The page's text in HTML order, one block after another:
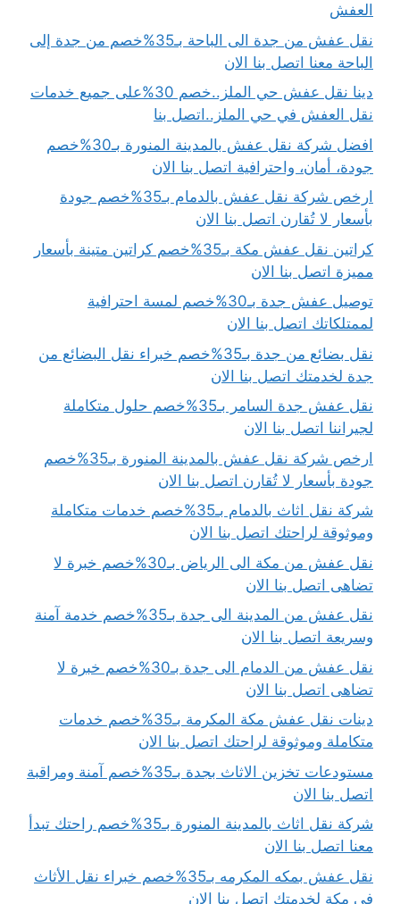
العفش
نقل عفش من جدة الى الباحة بـ35%خصم من جدة إلى
الباحة معنا اتصل بنا الان
دينا نقل عفش حي الملز..خصم 30%على جميع خدمات
نقل العفش في حي الملز..اتصل بنا
افضل شركة نقل عفش بالمدينة المنورة بـ30%خصم
جودة، أمان، واحترافية اتصل بنا الان
ارخص شركة نقل عفش بالدمام بـ35%خصم جودة
بأسعار لا تُقارن اتصل بنا الان
كراتين نقل عفش مكة بـ35%خصم كراتين متينة بأسعار
مميزة اتصل بنا الان
توصيل عفش جدة بـ30%خصم لمسة احترافية
لممتلكاتك اتصل بنا الان
نقل بضائع من جدة بـ35%خصم خبراء نقل البضائع من
جدة لخدمتك اتصل بنا الان
نقل عفش جدة السامر بـ35%خصم حلول متكاملة
لجيراننا اتصل بنا الان
ارخص شركة نقل عفش بالمدينة المنورة بـ35%خصم
جودة بأسعار لا تُقارن اتصل بنا الان
شركة نقل اثاث بالدمام بـ35%خصم خدمات متكاملة
وموثوقة لراحتك اتصل بنا الان
نقل عفش من مكة الى الرياض بـ30%خصم خبرة لا
تضاهى اتصل بنا الان
نقل عفش من المدينة الى جدة بـ35%خصم خدمة آمنة
وسريعة اتصل بنا الان
نقل عفش من الدمام الى جدة بـ30%خصم خبرة لا
تضاهى اتصل بنا الان
دينات نقل عفش مكة المكرمة بـ35%خصم خدمات
متكاملة وموثوقة لراحتك اتصل بنا الان
مستودعات تخزين الاثاث بجدة بـ35%خصم آمنة ومراقبة
اتصل بنا الان
شركة نقل اثاث بالمدينة المنورة بـ35%خصم راحتك تبدأ
معنا اتصل بنا الان
نقل عفش بمكه المكرمه بـ35%خصم خبراء نقل الأثاث
في مكة لخدمتك اتصل بنا الان